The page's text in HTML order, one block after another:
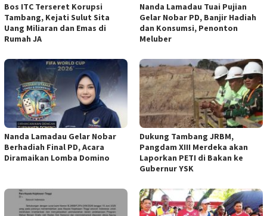
Bos ITC Terseret Korupsi
Tambang, Kejati Sulut Sita
Uang Miliaran dan Emas di
Rumah JA
Nanda Lamadau Tuai Pujian
Gelar Nobar PD, Banjir Hadiah
dan Konsumsi, Penonton
Meluber
Nanda Lamadau Gelar Nobar
Berhadiah Final PD, Acara
Diramaikan Lomba Domino
Dukung Tambang JRBM,
Pangdam XIII Merdeka akan
Laporkan PETI di Bakan ke
Gubernur YSK